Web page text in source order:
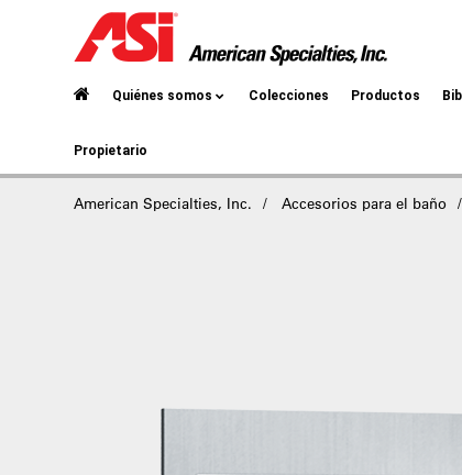
Quiénes somos Colecciones Productos
Propietario
American Specialties, Inc. Accesorios para el baño